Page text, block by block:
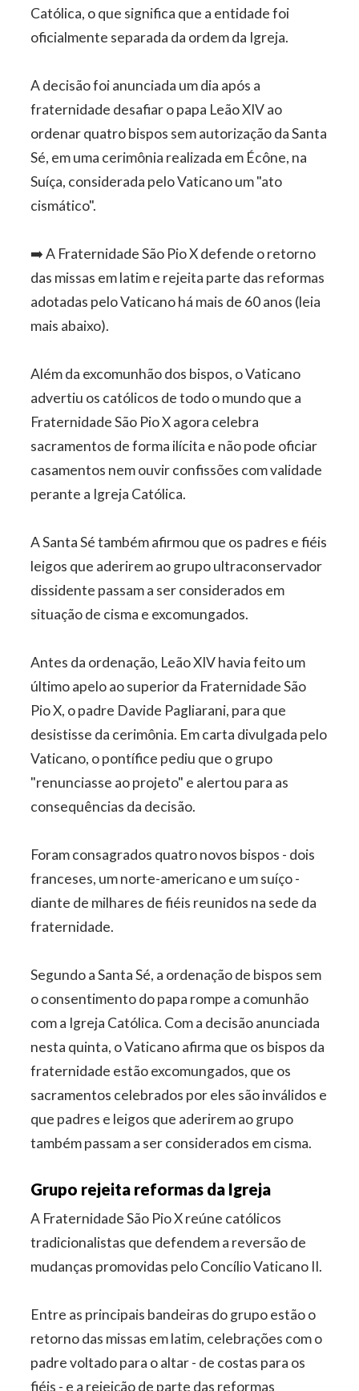
Católica, o que significa que a entidade foi
oficialmente separada da ordem da Igreja.
A decisão foi anunciada um dia após a
fraternidade desafiar o papa Leão XIV ao
ordenar quatro bispos sem autorização da Santa
Sé, em uma cerimônia realizada em Écône, na
Suíça, considerada pelo Vaticano um "ato
cismático".
➡️ A Fraternidade São Pio X defende o retorno
das missas em latim e rejeita parte das reformas
adotadas pelo Vaticano há mais de 60 anos (leia
mais abaixo).
Além da excomunhão dos bispos, o Vaticano
advertiu os católicos de todo o mundo que a
Fraternidade São Pio X agora celebra
sacramentos de forma ilícita e não pode oficiar
casamentos nem ouvir confissões com validade
perante a Igreja Católica.
A Santa Sé também afirmou que os padres e fiéis
leigos que aderirem ao grupo ultraconservador
dissidente passam a ser considerados em
situação de cisma e excomungados.
Antes da ordenação, Leão XIV havia feito um
último apelo ao superior da Fraternidade São
Pio X, o padre Davide Pagliarani, para que
desistisse da cerimônia. Em carta divulgada pelo
Vaticano, o pontífice pediu que o grupo
"renunciasse ao projeto" e alertou para as
consequências da decisão.
Foram consagrados quatro novos bispos - dois
franceses, um norte-americano e um suíço -
diante de milhares de fiéis reunidos na sede da
fraternidade.
Segundo a Santa Sé, a ordenação de bispos sem
o consentimento do papa rompe a comunhão
com a Igreja Católica. Com a decisão anunciada
nesta quinta, o Vaticano afirma que os bispos da
fraternidade estão excomungados, que os
sacramentos celebrados por eles são inválidos e
que padres e leigos que aderirem ao grupo
também passam a ser considerados em cisma.
Grupo rejeita reformas da Igreja
A Fraternidade São Pio X reúne católicos
tradicionalistas que defendem a reversão de
mudanças promovidas pelo Concílio Vaticano II.
Entre as principais bandeiras do grupo estão o
retorno das missas em latim, celebrações com o
padre voltado para o altar - de costas para os
fiéis - e a rejeição de parte das reformas